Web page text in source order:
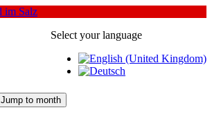
Select your language
Jump to month